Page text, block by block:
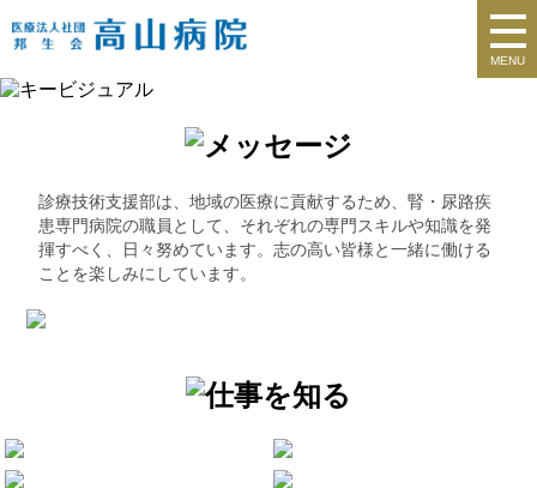
MENU
診療技術支援部は、地域の医療に貢献するため、腎・尿路疾
患専門病院の職員として、それぞれの専門スキルや知識を発
揮すべく、日々努めています。志の高い皆様と一緒に働ける
ことを楽しみにしています。